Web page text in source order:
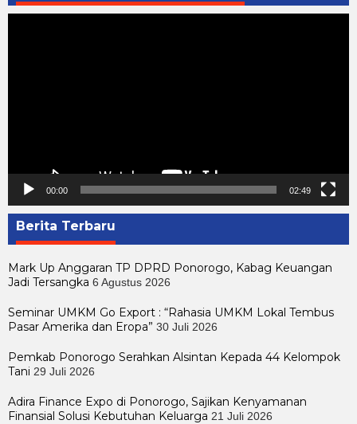
00:00 02:49
Berita Terbaru
Mark Up Anggaran TP DPRD Ponorogo, Kabag Keuangan
Jadi Tersangka 6 Agustus 2026
Seminar UMKM Go Export : “Rahasia UMKM Lokal Tembus
Pasar Amerika dan Eropa” 30 Juli 2026
Pemkab Ponorogo Serahkan Alsintan Kepada 44 Kelompok
Tani 29 Juli 2026
Adira Finance Expo di Ponorogo, Sajikan Kenyamanan
Finansial Solusi Kebutuhan Keluarga 21 Juli 2026